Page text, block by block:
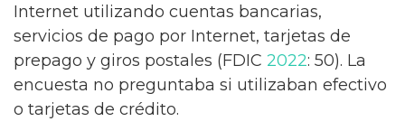
Internet utilizando cuentas bancarias,
servicios de pago por Internet, tarjetas de
prepago y giros postales (FDIC 2022: 50). La
encuesta no preguntaba si utilizaban efectivo
o tarjetas de crédito.